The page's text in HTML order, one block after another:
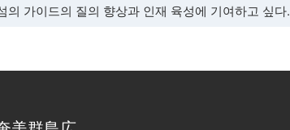
의 가이드의 질의 향상과 인재 육성에 기여하고 싶다.